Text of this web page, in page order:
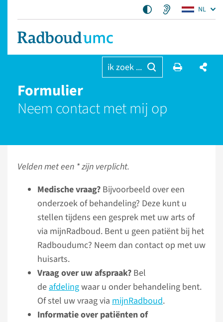
NL
ik zoek ...
Formulier
Neem contact met mij op
Velden met een * zijn verplicht.
Medische vraag? Bijvoorbeeld over een
onderzoek of behandeling? Deze kunt u
stellen tijdens een gesprek met uw arts of
via mijnRadboud. Bent u geen patiënt bij het
Radboudumc? Neem dan contact op met uw
huisarts.
Vraag over uw afspraak? Bel
deafdelingwaar u onder behandeling bent.
Of stel uw vraag via mijnRadboud.
Informatie over patiënten of